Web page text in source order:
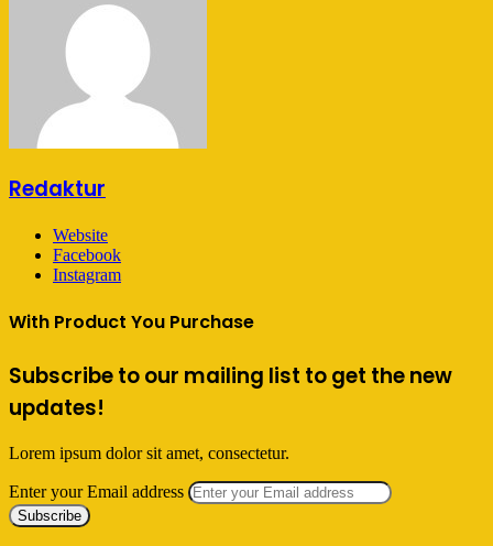
Redaktur
Website
Facebook
Instagram
With Product You Purchase
Subscribe to our mailing list to get the new
updates!
Lorem ipsum dolor sit amet, consectetur.
Enter your Email address